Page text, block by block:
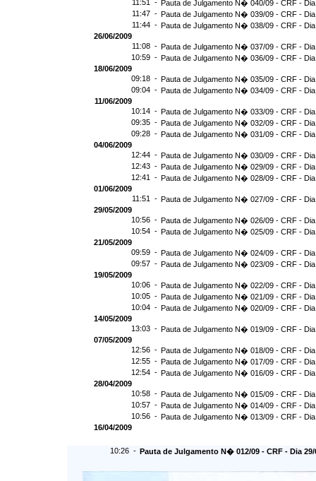
11:51 - Pauta de Julgamento N� 040/09 - CRF -
11:47 - Pauta de Julgamento N� 039/09 - CRF -
11:44 - Pauta de Julgamento N� 038/09 - CRF -
26/06/2009
11:08 - Pauta de Julgamento N� 037/09 - CRF -
10:59 - Pauta de Julgamento N� 036/09 - CRF -
18/06/2009
09:18 - Pauta de Julgamento N� 035/09 - CRF -
09:04 - Pauta de Julgamento N� 034/09 - CRF -
11/06/2009
10:14 - Pauta de Julgamento N� 033/09 - CRF -
09:35 - Pauta de Julgamento N� 032/09 - CRF -
09:28 - Pauta de Julgamento N� 031/09 - CRF -
04/06/2009
12:44 - Pauta de Julgamento N� 030/09 - CRF -
12:43 - Pauta de Julgamento N� 029/09 - CRF -
12:41 - Pauta de Julgamento N� 028/09 - CRF -
01/06/2009
11:51 - Pauta de Julgamento N� 027/09 - CRF -
29/05/2009
10:56 - Pauta de Julgamento N� 026/09 - CRF -
10:54 - Pauta de Julgamento N� 025/09 - CRF -
21/05/2009
09:59 - Pauta de Julgamento N� 024/09 - CRF -
09:57 - Pauta de Julgamento N� 023/09 - CRF -
19/05/2009
10:06 - Pauta de Julgamento N� 022/09 - CRF -
10:05 - Pauta de Julgamento N� 021/09 - CRF -
10:04 - Pauta de Julgamento N� 020/09 - CRF -
14/05/2009
13:03 - Pauta de Julgamento N� 019/09 - CRF -
07/05/2009
12:56 - Pauta de Julgamento N� 018/09 - CRF -
12:55 - Pauta de Julgamento N� 017/09 - CRF -
12:54 - Pauta de Julgamento N� 016/09 - CRF -
28/04/2009
10:58 - Pauta de Julgamento N� 015/09 - CRF -
10:57 - Pauta de Julgamento N� 014/09 - CRF -
10:56 - Pauta de Julgamento N� 013/09 - CRF -
16/04/2009
10:26 - Pauta de Julgamento N� 012/09 - CRF - Dia 29/